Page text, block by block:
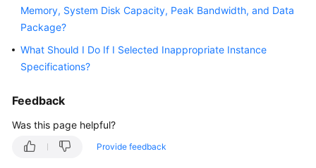
Service
Overview
Getting
Started
User
Guide
Best
Memory, System Disk Capacity, Peak Bandwidth, and Data
Package?
What Should I Do If I Selected Inappropriate Instance
Specifications?
Feedback
Was this page helpful?
Provide feedback